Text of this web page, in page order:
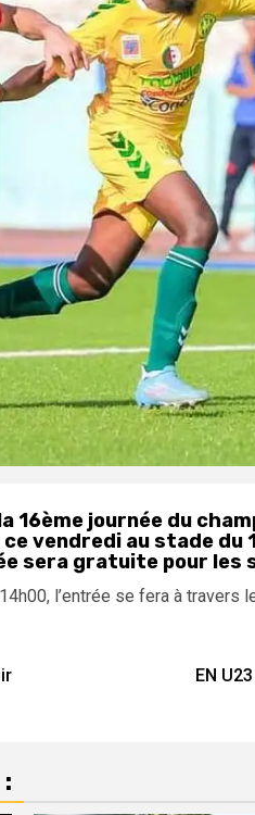
16ème journée du
ce vendredi au stade du
sera gratuite pour les
l’entrée se fera à travers
EN